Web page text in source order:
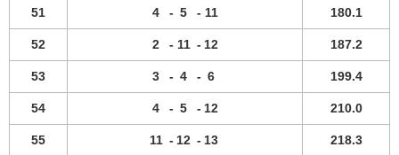
51 4 - 5 - 11 180.1
52 2 - 11 - 12 187.2
53 3 - 4 - 6 199.4
54 4 - 5 - 12 210.0
55 11 - 12 - 13 218.3